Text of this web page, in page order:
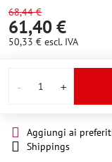
68,44 €
61,40 €
50,33 € escl. IVA
Aggiungi ai
Shippings